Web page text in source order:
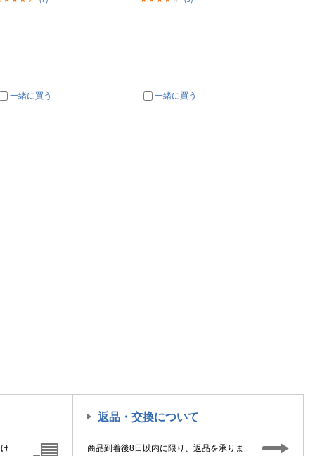
一緒に買う 一緒に買う
返品・交換について
商品到着後8日以内に限り、返品を承りま